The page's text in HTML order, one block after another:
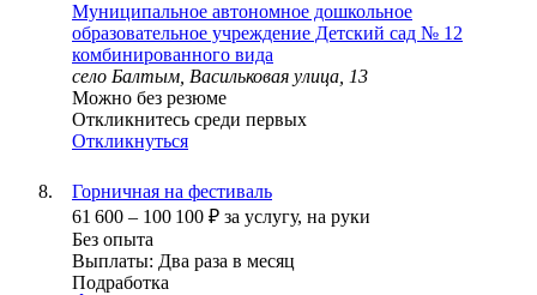
Муниципальное автономное дошкольное
образовательное учреждение Детский сад № 12
комбинированного вида
село Балтым, Васильковая улица, 13
Можно без резюме
Откликнитесь среди первых
Откликнуться
Горничная на фестиваль
61 600 – 100 100 ₽ за услугу, на руки
Без опыта
Выплаты: Два раза в месяц
Подработка